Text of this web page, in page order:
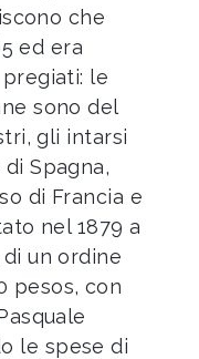
che
ed era
le
sono del
gli intarsi
Spagna,
di Francia e
nel 1879 a
un ordine
pesos, con
le spese di